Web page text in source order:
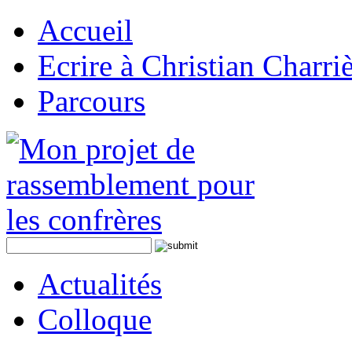
Accueil
Ecrire à Christian
Parcours
Actualités
Colloque